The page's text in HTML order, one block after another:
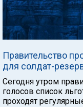
Правительство
для солдат-
Сегодня утром
голосов список
проходят